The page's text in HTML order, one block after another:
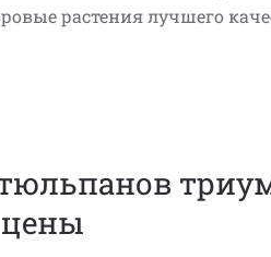
растения лучшего